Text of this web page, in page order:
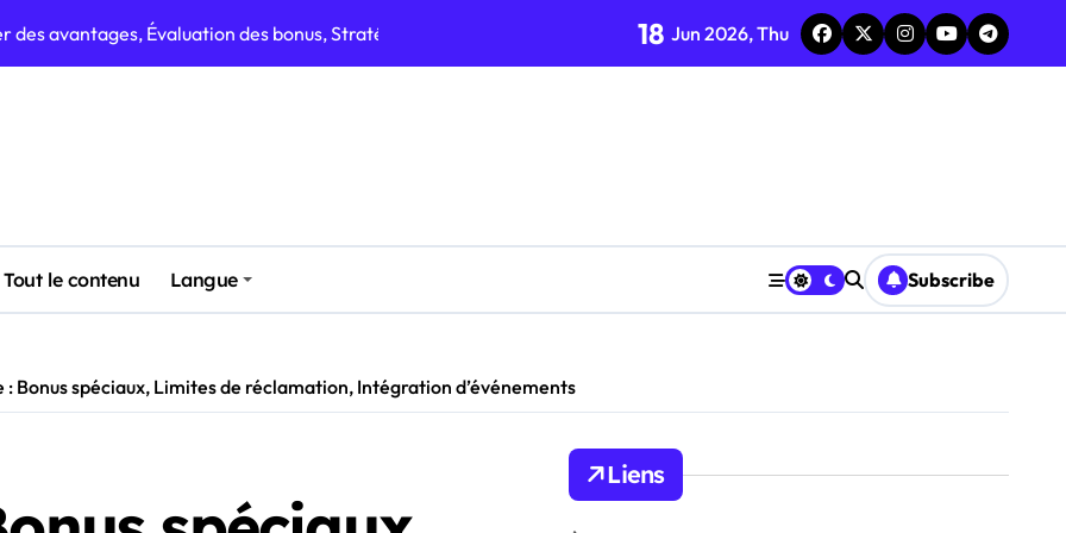
de bonus, Efficacité des demandes, Planification des récompenses
Fréquence de réclamation, Types de bonus
des ressources, Stratégies de récompense
18 Jun 2026, Thu
Tout le contenu Langue Subscribe
: Bonus spéciaux, Limites de réclamation, Intégration d’événements
Liens